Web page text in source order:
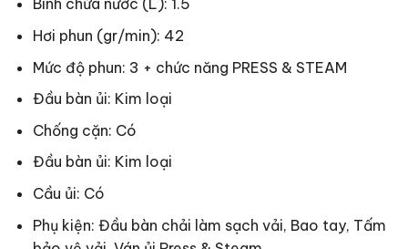
Bình chứa nước (L): 1.5
Hơi phun (gr/min): 42
Mức độ phun: 3 + chức năng PRESS & STEAM
Đầu bàn ủi: Kim loại
Chống cặn: Có
Đầu bàn ủi: Kim loại
Cầu ủi: Có
Phụ kiện: Đầu bàn chải làm sạch vải, Bao tay, Tấm